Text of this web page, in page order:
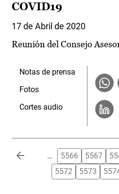
COVID19
17 de Abril de 2020
Reunión del Consejo
Notas de prensa
Fotos
Cortes audio
Paginación … 5566 5567
5572
5573